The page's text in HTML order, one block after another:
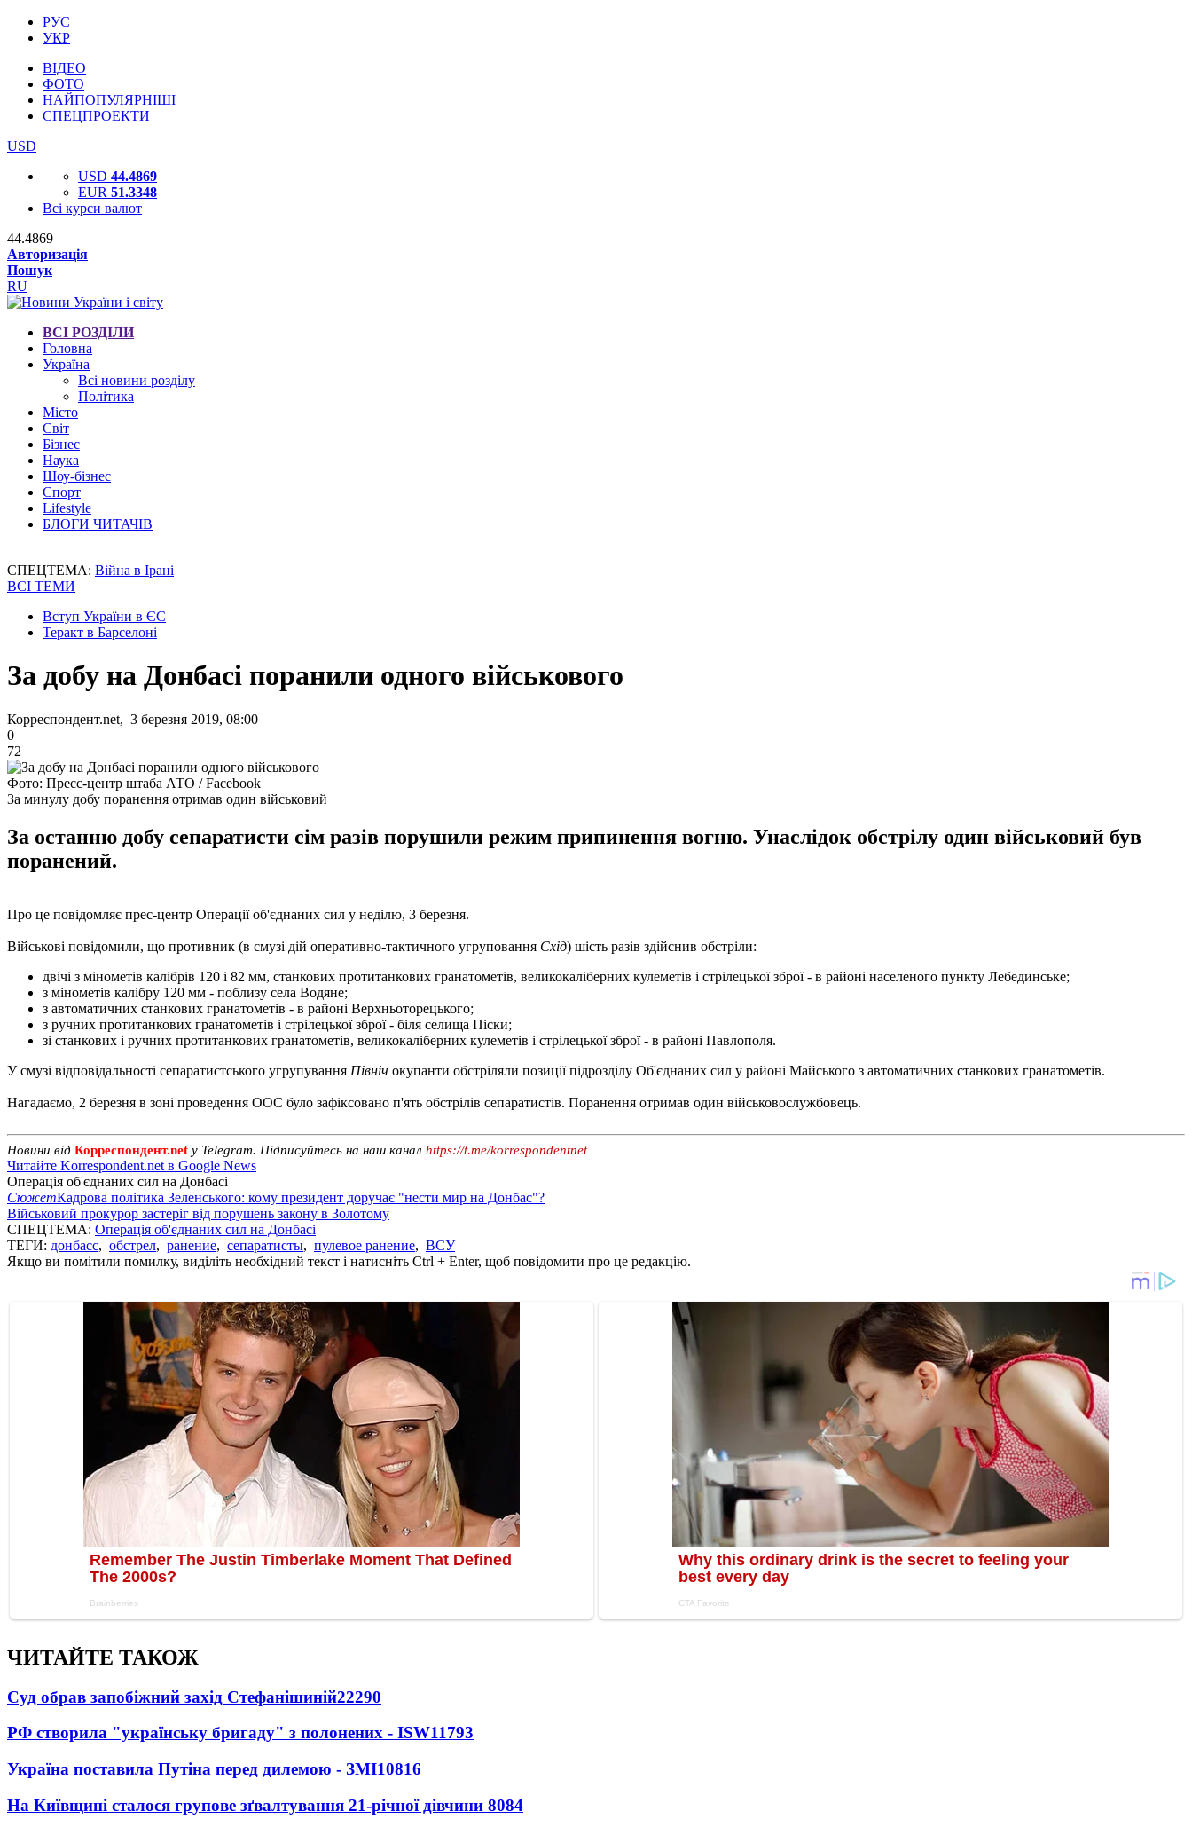
РУС
УКР
ВІДЕО
ФОТО
НАЙПОПУЛЯРНІШІ
СПЕЦПРОЕКТИ
USD
USD 44.4869
EUR 51.3348
Всі курси валют
44.4869
Авторизація
Пошук
RU
ВСІ РОЗДІЛИ
Головна
Україна
Всі новини розділу
Політика
Місто
Світ
Бізнес
Наука
Шоу-бізнес
Спорт
Lifestyle
БЛОГИ ЧИТАЧІВ
СПЕЦТЕМА: Війна в Ірані
ВСІ ТЕМИ
Вступ України в ЄС
Теракт в Барселоні
За добу на Донбасі поранили одного військового
Корреспондент.net, 3 березня 2019, 08:00
0
72
Фото: Пресс-центр штаба АТО / Facebook
За минулу добу поранення отримав один військовий
За останню добу сепаратисти сім разів порушили режим припинення вогню. Унаслідок обстрілу один військовий був
поранений.
Про це повідомляє прес-центр Операції об'єднаних сил у неділю, 3 березня.
Військові повідомили, що противник (в смузі дій оперативно-тактичного угруповання Схід) шість разів здійснив обстріли:
двічі з мінометів калібрів 120 і 82 мм, станкових протитанкових гранатометів, великокаліберних кулеметів і стрілецької зброї - в районі населеного пункту Лебединське;
з мінометів калібру 120 мм - поблизу села Водяне;
з автоматичних станкових гранатометів - в районі Верхньоторецького;
з ручних протитанкових гранатометів і стрілецької зброї - біля селища Піски;
зі станкових і ручних протитанкових гранатометів, великокаліберних кулеметів і стрілецької зброї - в районі Павлополя.
У смузі відповідальності сепаратистського угрупування Північ окупанти обстріляли позиції підрозділу Об'єднаних сил у районі Майського з автоматичних станкових гранатометів.
Нагадаємо, 2 березня в зоні проведення ООС було зафіксовано п'ять обстрілів сепаратистів. Поранення отримав один військовослужбовець.
Новини від Корреспондент.net у Telegram. Підписуйтесь на наш канал https://t.me/korrespondentnet
Читайте Korrespondent.net в Google News
Операція об'єднаних сил на Донбасі
СюжетКадрова політика Зеленського: кому президент доручає "нести мир на Донбас"?
Військовий прокурор застеріг від порушень закону в Золотому
СПЕЦТЕМА: Операція об'єднаних сил на Донбасі
ТЕГИ: донбасс, обстрел, ранение, сепаратисты, пулевое ранение, ВСУ
Якщо ви помітили помилку, виділіть необхідний текст і натисніть Ctrl + Enter, щоб повідомити про це редакцію.
ЧИТАЙТЕ ТАКОЖ
Суд обрав запобіжний захід Стефанішиній22290
РФ створила "українську бригаду" з полонених - ISW11793
Україна поставила Путіна перед дилемою - ЗМІ10816
На Київщині сталося групове зґвалтування 21-річної дівчини 8084